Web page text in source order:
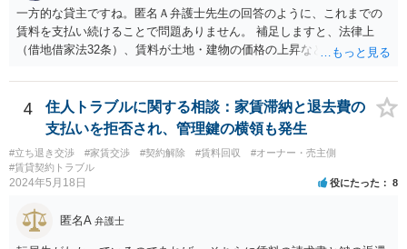
一方的な貸主ですね。匿名Ａ弁護士先生の回答のように、これまでの
賃料を支払い続けることで問題ありません。 補足しますと、法律上
（借地借家法32条）、賃料が土地・建物の価格の上昇などの経済事情
は、「契約条件にかかわらず」、当事者は賃料の増減を請求できる、
とされています。 「不相当」かどうかは、貸主から、近隣相場の上昇
を示す同種賃貸物件の根拠資料などを提示してもらわないと判断でき
ませんよね。ご相談者様のケースでは、こうした資料が示されていな
いと思われることと、１０％が相当がどうかが分からないので、「不
相当」という判断ができないから賃料増額には応じないという主張が
意の上で行う」という特約があるとのことですが、最高裁判例（S56.
4.20）では、このような特約があっても協議を経ない増額請求も有効
4
住人トラブルに関する相談：家賃滞納と退去費の
支払いを拒否され、管理鍵の横領も発生
#立ち退き交渉 #家賃交渉 #契約解除 #賃料回収
#オーナー・売主側
#賃貸契約トラブル
2024年5月18日 役にたった 8
匿名A 弁護士